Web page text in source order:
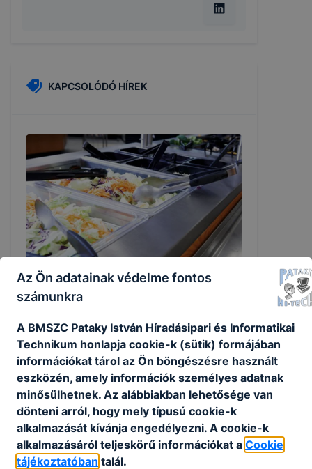
KAPCSOLÓDÓ HÍREK
Pályázati felhívás büfé üzemeltetésére -
Pályázathoz szükséges dokumentáció
2026. júl. 29. HA
Az Ön adatainak védelme fontos
számunkra
A BMSZC Pataky István Híradásipari és Informatikai
Technikum honlapja cookie-k (sütik) formájában
információkat tárol az Ön böngészésre használt
eszközén, amely információk személyes adatnak
minősülhetnek. Az alábbiakban lehetősége van
dönteni arról, hogy mely típusú cookie-k
alkalmazását kívánja engedélyezni. A cookie-k
alkalmazásáról teljeskörű információkat a Cookie
tájékoztatóban talál.